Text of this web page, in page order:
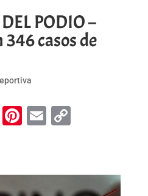
PODIO –
casos de
Pinterest
EmailCopy